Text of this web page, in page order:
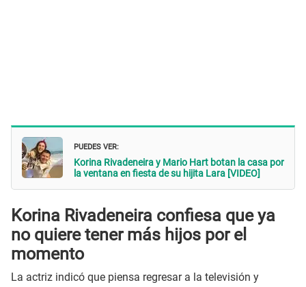
PUEDES VER:
Korina Rivadeneira y Mario Hart botan la casa por
la ventana en fiesta de su hijita Lara [VIDEO]
Korina Rivadeneira confiesa que ya
no quiere tener más hijos por el
momento
La actriz indicó que piensa regresar a la televisión y